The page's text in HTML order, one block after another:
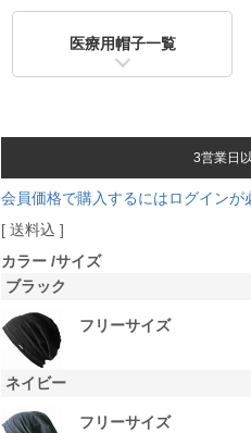
医療用帽子一覧
3営業日
会員価格で購入するにはログインが
送料込
カラー サイズ
ブラック
フリーサイズ
ネイビー
フリーサイズ